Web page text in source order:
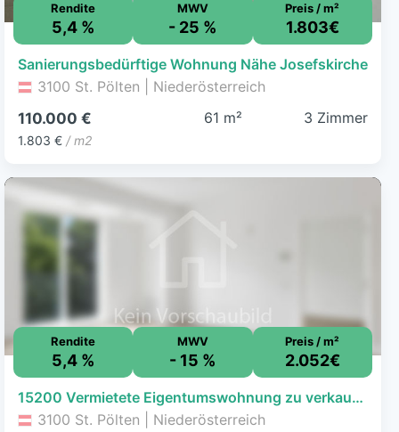
Rendite
5,4 %
MWV
- 25 %
Preis / m²
1.803€
Sanierungsbedürftige Wohnung Nähe Josefskirche
3100 St. Pölten | Niederösterreich
110.000 €
1.803 € / m2
61 m² 3 Zimmer
Rendite
5,4 %
MWV
- 15 %
Preis / m²
2.052€
15200 Vermietete Eigentumswohnung zu verkaufen!
3100 St. Pölten | Niederösterreich